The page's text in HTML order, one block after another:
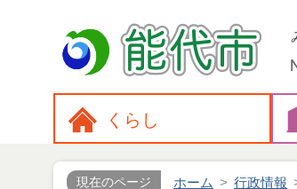
くらし
現在のページ ホーム 行政情報